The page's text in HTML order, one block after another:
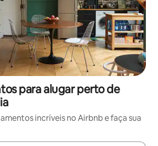
para alugar perto de
incríveis no Airbnb e faça sua